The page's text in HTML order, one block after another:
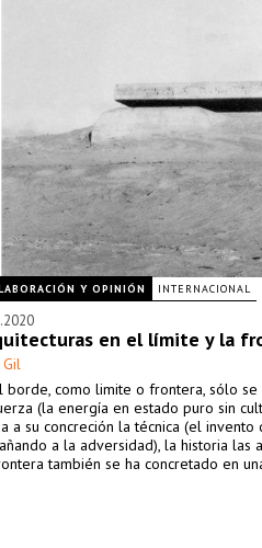
Y OPINIÓN INTERNACIONAL
en el límite y la
Gil
borde, como limite o frontera, sólo
(la energía en estado puro sin
a su concreción la técnica (el
a la adversidad), la historia las
también se ha concretado en